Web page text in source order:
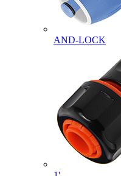
AND-LOCK